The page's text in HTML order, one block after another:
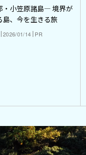
・小笠原諸島― 境界が
島、今を生きる旅
2026/01/14 PR